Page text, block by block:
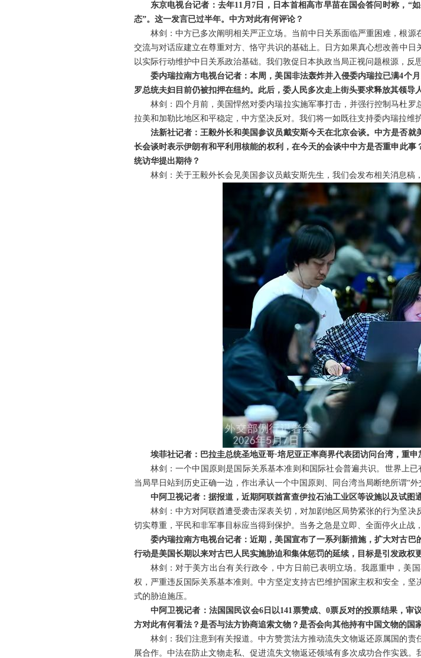
东京电视台记者：去年11月7日，日本首相高市早苗在国会答问时称，“
态”。这一发言已过半年。中方对此有何评论？
林剑：中方已多次阐明相关严正立场。当前中日关系面临严重困难，根
交流与对话应建立在尊重对方、恪守共识的基础上。日方如果真心想改善中
以实际行动维护中日关系政治基础。我们敦促日本执政当局正视问题根源，反
委内瑞拉南方电视台记者：本周，美国非法轰炸并入侵委内瑞拉已满4个
罗总统夫妇目前仍被扣押在纽约。此后，委人民多次走上街头要求释放其领导
林剑：四个月前，美国悍然对委内瑞拉实施军事打击，并强行控制马杜
拉美和加勒比地区和平稳定，中方坚决反对。我们将一如既往支持委内瑞拉维
法新社记者：王毅外长和美国参议员戴安斯今天在北京会谈。中方是否
长会谈时表示伊朗有和平利用核能的权利，在今天的会谈中中方是否重申此
统访华提出期待？
林剑：关于王毅外长会见美国参议员戴安斯先生，我们会发布相关消息稿
埃菲社记者：巴拉圭总统圣地亚哥·培尼亚正率商界代表团访问台湾，重
林剑：一个中国原则是国际关系基本准则和国际社会普遍共识。世界上
当局早日站到历史正确一边，作出承认一个中国原则、同台湾当局断绝所谓“外
中阿卫视记者：据报道，近期阿联酋富查伊拉石油工业区等设施以及试
林剑：中方对阿联酋遭受袭击深表关切，对加剧地区局势紧张的行为坚
切实尊重，平民和非军事目标应当得到保护。当务之急是立即、全面停火止战
委内瑞拉南方电视台记者：近期，美国宣布了一系列新措施，扩大对古
行动是美国长期以来对古巴人民实施胁迫和集体惩罚的延续，目标是引发政权
林剑：对于美方出台有关行政令，中方日前已表明立场。我愿重申，美
权，严重违反国际关系基本准则。中方坚定支持古巴维护国家主权和安全，
式的胁迫施压。
中阿卫视记者：法国国民议会6日以141票赞成、0票反对的投票结果，
方对此有何看法？是否与法方协商追索文物？是否会向其他持有中国文物的国
林剑：我们注意到有关报道。中方赞赏法方推动流失文物返还原属国的
展合作。中法在防止文物走私、促进流失文物返还领域有多次成功合作实践